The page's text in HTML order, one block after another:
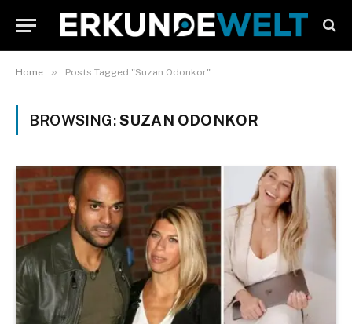
Home » Posts Tagged "Suzan Odonkor"
BROWSING:SUZAN ODONKOR